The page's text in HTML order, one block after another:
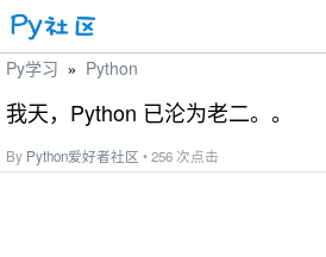
Py学习 » Python
我天，Python 已沦为老二。。
By Python爱好者社区 • 256 次点击